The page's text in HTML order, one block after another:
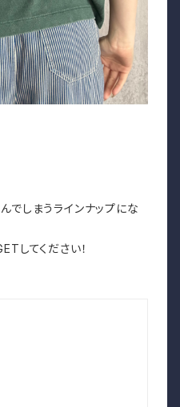
でしまうラインナップにな
してください！